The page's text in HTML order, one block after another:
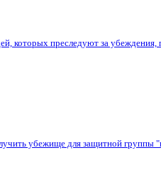
преследуют за убеждения,
убежище для защитной